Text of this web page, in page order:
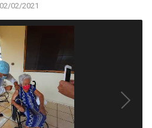
02/02/2021